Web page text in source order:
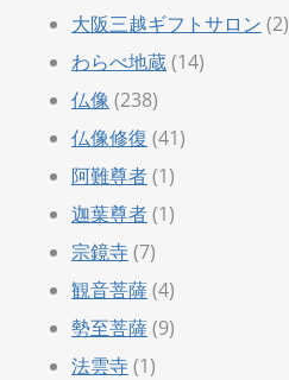
大阪三越ギフトサロン (2)
わらべ地蔵(14)
仏像 (238)
仏像修復 (41)
阿難尊者(1)
迦葉尊者(1)
宗鏡寺(7)
観音菩薩(4)
勢至菩薩(9)
法雲寺(1)